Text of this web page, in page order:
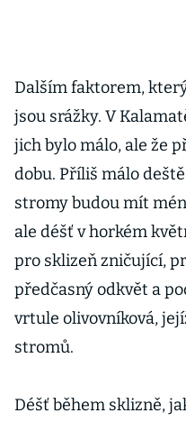
Dalším faktorem,
jsou srážky. V
jich bylo málo, ale že
dobu. Příliš málo
stromy budou mít
ale déšť v horkém
pro sklizeň zničující,
předčasný odkvět a
vrtule olivovníková,
stromů.
Déšť během sklizně,